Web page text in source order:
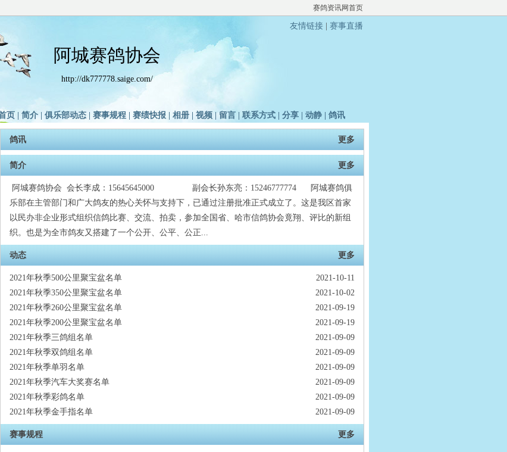
赛鸽资讯网首页
友情链接 赛事直播
阿城赛鸽协会
http://dk777778.saige.com/
页 简介 俱乐部动态 赛事规程 赛绩快报 相册 视频 留言 联系方式 分享 动静 鸽讯
鸽讯 更多
简介 更多
阿城赛鸽协会 会长李成：15645645000 副会长孙东亮：15246777774 阿城赛鸽俱
乐部在主管部门和广大鸽友的热心关怀与支持下，已通过注册批准正式成立了。这是我区首家
以民办非企业形式组织信鸽比赛、交流、拍卖，参加全国省、哈市信鸽协会竟翔、评比的新组
织。也是为全市鸽友又搭建了一个公开、公平、公正...
动态 更多
2021-10-11
2021年秋季500公里聚宝盆名单
2021-10-02
2021年秋季350公里聚宝盆名单
2021-09-19
2021年秋季260公里聚宝盆名单
2021-09-19
2021年秋季200公里聚宝盆名单
2021-09-09
2021年秋季三鸽组名单
2021-09-09
2021年秋季双鸽组名单
2021-09-09
2021年秋季单羽名单
2021-09-09
2021年秋季汽车大奖赛名单
2021-09-09
2021年秋季彩鸽名单
2021-09-09
2021年秋季金手指名单
赛事规程 更多